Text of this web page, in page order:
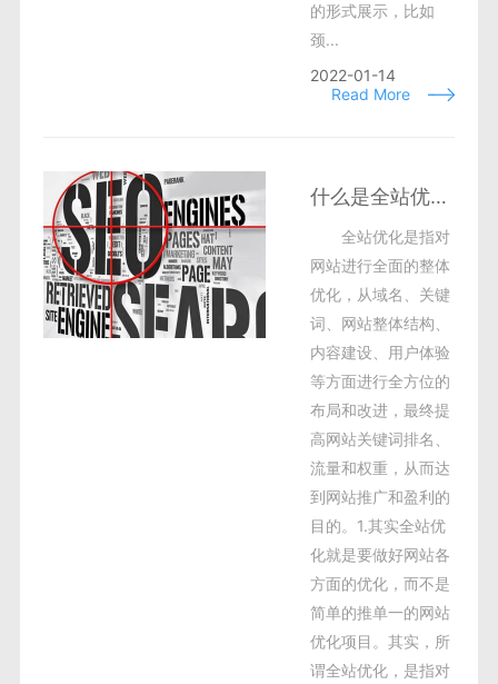
的形式展示，比如
颈...
2022-01-14
Read More
什么是全站优化？需要优化什么？
全站优化是指对
网站进行全面的整体
优化，从域名、关键
词、网站整体结构、
内容建设、用户体验
等方面进行全方位的
布局和改进，最终提
高网站关键词排名、
流量和权重，从而达
到网站推广和盈利的
目的。1.其实全站优
化就是要做好网站各
方面的优化，而不是
简单的推单一的网站
优化项目。其实，所
谓全站优化，是指对